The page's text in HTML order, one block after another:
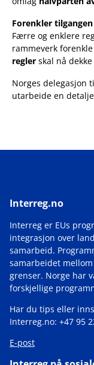
Forenkler
Færre og enklere
rammeverk
regler skal nå
Norges delegasjon
utarbeide en
Interreg.no
Interreg er EUs
integrasjon over
samarbeid.
samarbeidet
grenser. Norge har
forskjellige
Har du tips eller
Interreg.no: +47 95
E-post